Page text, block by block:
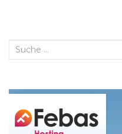
Suche